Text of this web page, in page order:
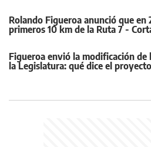
Rolando Figueroa anunció que en
primeros 10 km de la Ruta 7 -
Figueroa envió la modificación de
la Legislatura: qué dice el proyecto